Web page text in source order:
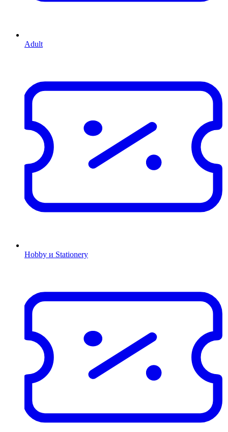
Adult
Hobby и Stationery